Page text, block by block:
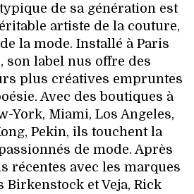
de sa génération est
artiste de la couture,
la mode. Installé à Paris
son label nus offre des
plus créatives empruntes
Avec des boutiques à
York, Miami, Los Angeles,
Pekin, ils touchent la
de mode. Après
récentes avec les marques
Birkenstock et Veja, Rick